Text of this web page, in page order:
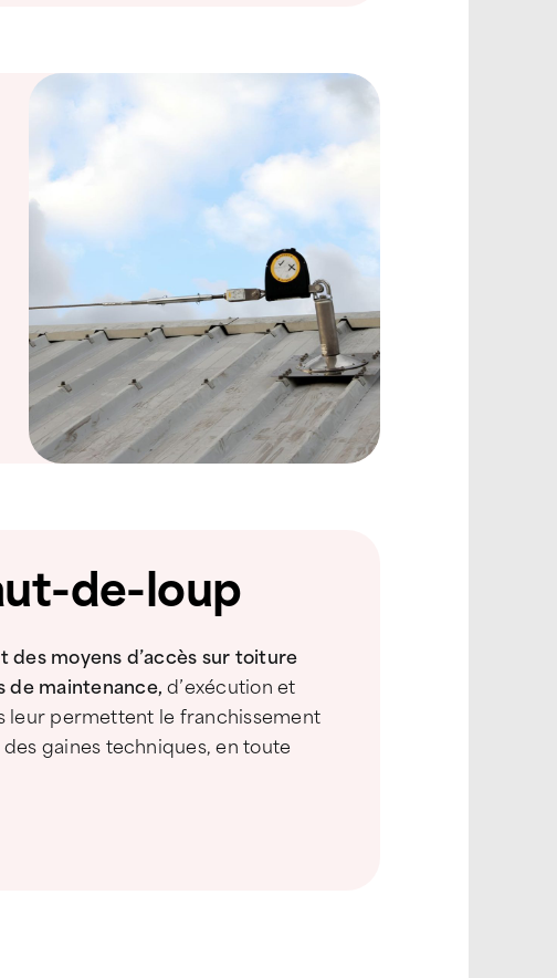
de-loup
des moyens d’accès sur toiture
de maintenance,d’exécution et
leur permettent le franchissement
gaines techniques, en toute